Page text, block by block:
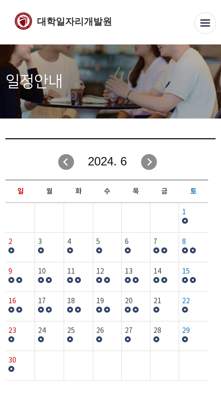
대학일자리개발원
일정안내
2024. 6
일 월 화 수 목 금 토
1
2 3 4 5 6 7 8
9 10 11 12 13 14 15
16 17 18 19 20 21 22
23 24 25 26 27 28 29
30